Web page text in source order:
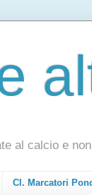
al calcio e
Cl. Marcatori